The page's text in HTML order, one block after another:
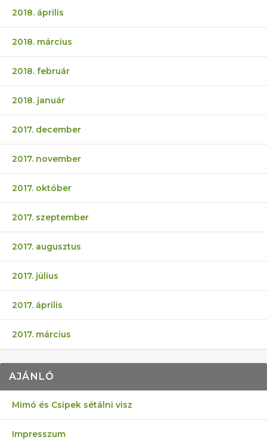
2018. április
2018. március
2018. február
2018. január
2017. december
2017. november
2017. október
2017. szeptember
2017. augusztus
2017. július
2017. április
2017. március
AJÁNLÓ
Mimó és Csipek sétálni visz
Impresszum